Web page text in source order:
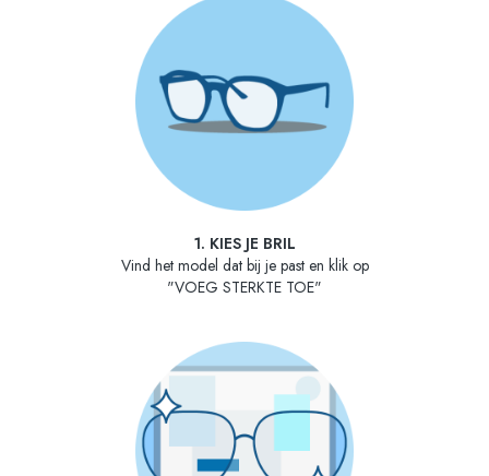
1. KIES JE BRIL
Vind het model dat bij je past en klik op
"VOEG STERKTE TOE"